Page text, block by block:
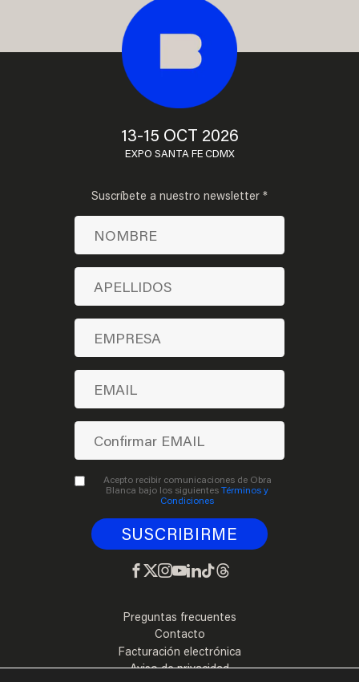
Preguntas frecuentes
Contacto
Facturación electrónica
Aviso de privacidad
13-15 OCT 2026
EXPO SANTA FE CDMX
Suscríbete a nuestro newsletter *
Acepto recibir comunicaciones de Obra
Blanca bajo los siguientesTérminos y
Condiciones